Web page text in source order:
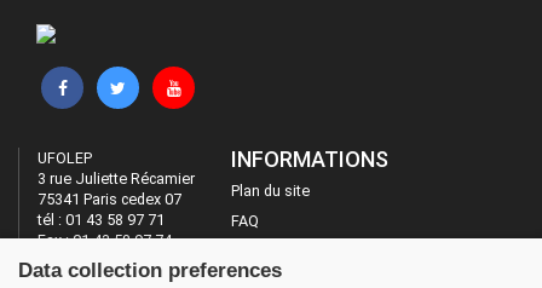
UFOLEP
3 rue Juliette Récamier
75341 Paris cedex 07
tél : 01 43 58 97 71
Fax : 01 43 58 97 74
INFORMATIONS
Plan du site
FAQ
Administration
Data collection preferences